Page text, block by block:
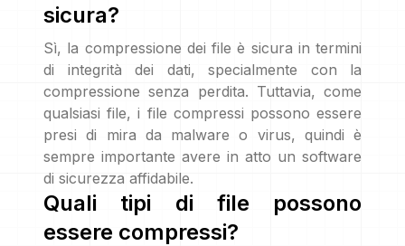
sicura?
Sì, la compressione dei file è sicura in termini
di integrità dei dati, specialmente con la
compressione senza perdita. Tuttavia, come
qualsiasi file, i file compressi possono essere
presi di mira da malware o virus, quindi è
sempre importante avere in atto un software
di sicurezza affidabile.
Quali tipi di file possono
essere compressi?